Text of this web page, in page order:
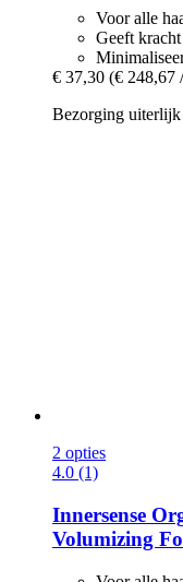
Voor alle
Geeft
€ 37,30 (€ 248,67
Bezorging uiterlijk
2 opties
4.0 (1)
Innersense
Volumizing